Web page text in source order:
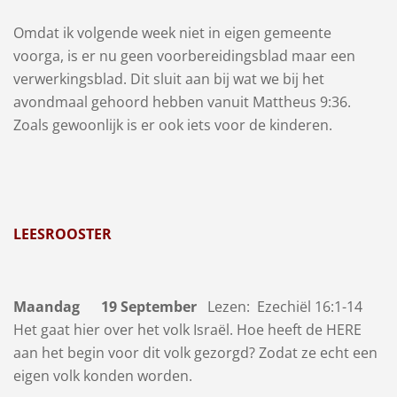
Omdat ik volgende week niet in eigen gemeente
voorga, is er nu geen voorbereidingsblad maar een
verwerkingsblad. Dit sluit aan bij wat we bij het
avondmaal gehoord hebben vanuit Mattheus 9:36.
Zoals gewoonlijk is er ook iets voor de kinderen.
LEESROOSTER
Maandag 19 September Lezen: Ezechiël 16:1-14
Het gaat hier over het volk Israël. Hoe heeft de HERE
aan het begin voor dit volk gezorgd? Zodat ze echt een
eigen volk konden worden.